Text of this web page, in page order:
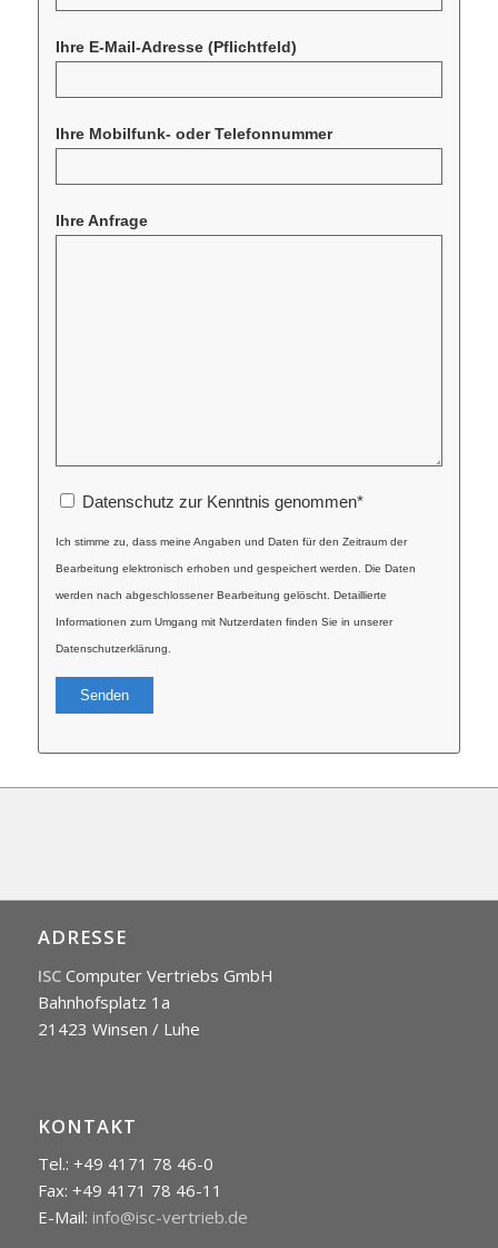
Ihre E-Mail-Adresse (Pflichtfeld)
Ihre Mobilfunk- oder Telefonnummer
Ihre Anfrage
Datenschutz zur Kenntnis genommen*
Ich stimme zu, dass meine Angaben und Daten für den Zeitraum der
Bearbeitung elektronisch erhoben und gespeichert werden. Die Daten
werden nach abgeschlossener Bearbeitung gelöscht. Detaillierte
Informationen zum Umgang mit Nutzerdaten finden Sie in unserer
Datenschutzerklärung.
ADRESSE
ISCComputer Vertriebs GmbH
Bahnhofsplatz 1a
21423 Winsen / Luhe
KONTAKT
Tel.: +49 4171 78 46-0
Fax: +49 4171 78 46-11
E-Mail: info@isc-vertrieb.de